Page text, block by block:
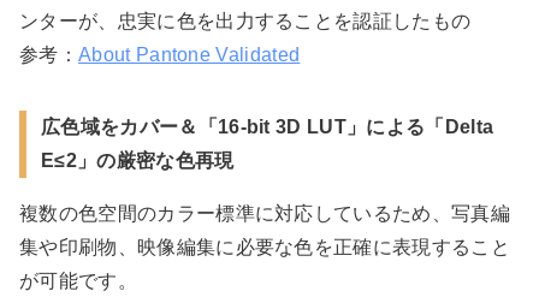
ンターが、忠実に色を出力することを認証したもの
参考： About Pantone Validated
広色域をカバー＆「16-bit 3D LUT」による「Delta
E≤2」の厳密な色再現
複数の色空間のカラー標準に対応しているため、写真編
集や印刷物、映像編集に必要な色を正確に表現すること
が可能です。